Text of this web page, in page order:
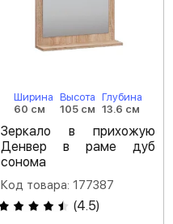
Ширина
60 см
Высота
105 см
Глубина
13.6 см
Зеркало в прихожую
Денвер в раме дуб
сонома
Код товара: 177387
(4.5)